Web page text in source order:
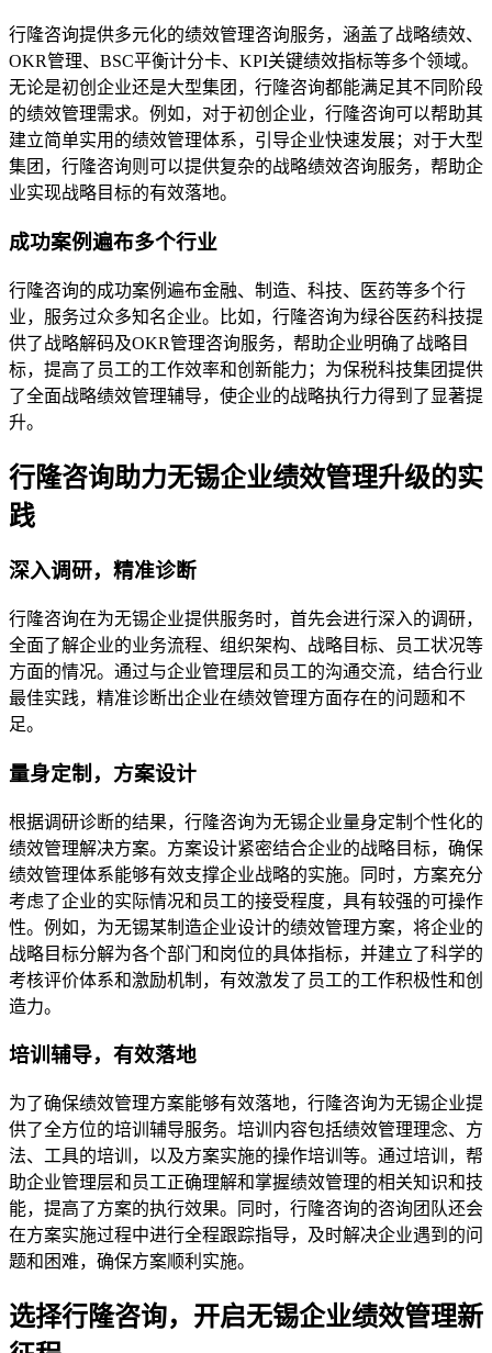
行隆咨询提供多元化的绩效管理咨询服务，涵盖了战略绩效、
OKR管理、BSC平衡计分卡、KPI关键绩效指标等多个领域。
无论是初创企业还是大型集团，行隆咨询都能满足其不同阶段
的绩效管理需求。例如，对于初创企业，行隆咨询可以帮助其
建立简单实用的绩效管理体系，引导企业快速发展；对于大型
集团，行隆咨询则可以提供复杂的战略绩效咨询服务，帮助企
业实现战略目标的有效落地。
成功案例遍布多个行业
行隆咨询的成功案例遍布金融、制造、科技、医药等多个行
业，服务过众多知名企业。比如，行隆咨询为绿谷医药科技提
供了战略解码及OKR管理咨询服务，帮助企业明确了战略目
标，提高了员工的工作效率和创新能力；为保税科技集团提供
了全面战略绩效管理辅导，使企业的战略执行力得到了显著提
升。
行隆咨询助力无锡企业绩效管理升级的实
践
深入调研，精准诊断
行隆咨询在为无锡企业提供服务时，首先会进行深入的调研，
全面了解企业的业务流程、组织架构、战略目标、员工状况等
方面的情况。通过与企业管理层和员工的沟通交流，结合行业
最佳实践，精准诊断出企业在绩效管理方面存在的问题和不
足。
量身定制，方案设计
根据调研诊断的结果，行隆咨询为无锡企业量身定制个性化的
绩效管理解决方案。方案设计紧密结合企业的战略目标，确保
绩效管理体系能够有效支撑企业战略的实施。同时，方案充分
考虑了企业的实际情况和员工的接受程度，具有较强的可操作
性。例如，为无锡某制造企业设计的绩效管理方案，将企业的
战略目标分解为各个部门和岗位的具体指标，并建立了科学的
考核评价体系和激励机制，有效激发了员工的工作积极性和创
造力。
培训辅导，有效落地
为了确保绩效管理方案能够有效落地，行隆咨询为无锡企业提
供了全方位的培训辅导服务。培训内容包括绩效管理理念、方
法、工具的培训，以及方案实施的操作培训等。通过培训，帮
助企业管理层和员工正确理解和掌握绩效管理的相关知识和技
能，提高了方案的执行效果。同时，行隆咨询的咨询团队还会
在方案实施过程中进行全程跟踪指导，及时解决企业遇到的问
题和困难，确保方案顺利实施。
选择行隆咨询，开启无锡企业绩效管理新